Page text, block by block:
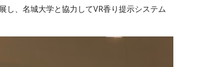
し、名城大学と協力してVR香り提示システム